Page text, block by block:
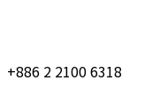
+886 2 2100 6318